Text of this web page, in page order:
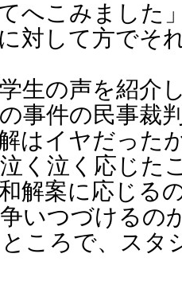
こみました
して方でそ
生の声を紹介
事件の民事裁
はイヤだった
く泣く応じた
解案に応じる
いつづけるの
ころで、スタ